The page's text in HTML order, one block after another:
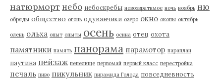
натюрморт небо небоскребы невозвратимое ночь ноябрь ню
обряды общество огонь одуванчики озеро окно окопы октябрь
олень ольха опыт опыты осень осина отец охота
памятники память панорама парамотор параплан
паутина пейзаж пепелище первомай первый класс перестройка
печаль пиво пикульник пирамида Голода повседневность